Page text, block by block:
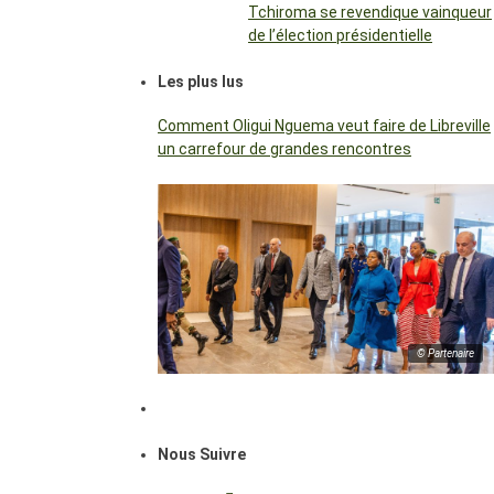
Tchiroma se revendique vainqueur
de l’élection présidentielle
Les plus lus
Comment Oligui Nguema veut faire de Libreville
un carrefour de grandes rencontres
© Partenaire
Nous Suivre